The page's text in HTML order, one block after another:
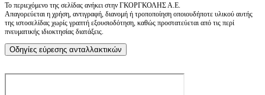
Το περιεχόμενο της σελίδας ανήκει στην ΓΚΟΡΓΚΟΛΗΣ Α.Ε.
Απαγορεύεται η χρήση, αντιγραφή, διανομή ή τροποποίηση οποιουδήποτε υλικού αυτής
της ιστοσελίδας χωρίς γραπτή εξουσιοδότηση, καθώς προστατεύεται από τις περί
πνευματικής ιδιοκτησίας διατάξεις.
Οδηγίες εύρεσης ανταλλακτικών